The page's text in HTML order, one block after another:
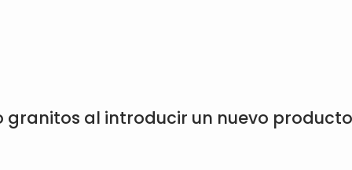
granitos al introducir un nuevo